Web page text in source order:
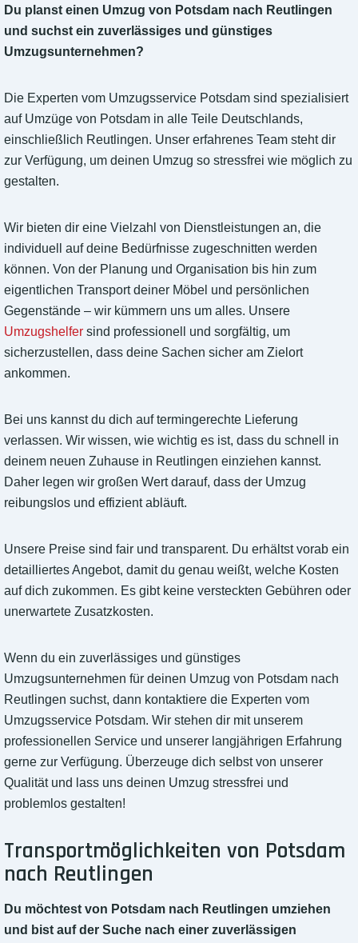
Du planst einen Umzug von Potsdam nach Reutlingen
und suchst ein zuverlässiges und günstiges
Umzugsunternehmen?
Die Experten vom Umzugsservice Potsdam sind spezialisiert
auf Umzüge von Potsdam in alle Teile Deutschlands,
einschließlich Reutlingen. Unser erfahrenes Team steht dir
zur Verfügung, um deinen Umzug so stressfrei wie möglich zu
gestalten.
Wir bieten dir eine Vielzahl von Dienstleistungen an, die
individuell auf deine Bedürfnisse zugeschnitten werden
können. Von der Planung und Organisation bis hin zum
eigentlichen Transport deiner Möbel und persönlichen
Gegenstände – wir kümmern uns um alles. Unsere
Umzugshelfer sind professionell und sorgfältig, um
sicherzustellen, dass deine Sachen sicher am Zielort
ankommen.
Bei uns kannst du dich auf termingerechte Lieferung
verlassen. Wir wissen, wie wichtig es ist, dass du schnell in
deinem neuen Zuhause in Reutlingen einziehen kannst.
Daher legen wir großen Wert darauf, dass der Umzug
reibungslos und effizient abläuft.
Unsere Preise sind fair und transparent. Du erhältst vorab ein
detailliertes Angebot, damit du genau weißt, welche Kosten
auf dich zukommen. Es gibt keine versteckten Gebühren oder
unerwartete Zusatzkosten.
Wenn du ein zuverlässiges und günstiges
Umzugsunternehmen für deinen Umzug von Potsdam nach
Reutlingen suchst, dann kontaktiere die Experten vom
Umzugsservice Potsdam. Wir stehen dir mit unserem
professionellen Service und unserer langjährigen Erfahrung
gerne zur Verfügung. Überzeuge dich selbst von unserer
Qualität und lass uns deinen Umzug stressfrei und
problemlos gestalten!
Transportmöglichkeiten von Potsdam
nach Reutlingen
Du möchtest von Potsdam nach Reutlingen umziehen
und bist auf der Suche nach einer zuverlässigen